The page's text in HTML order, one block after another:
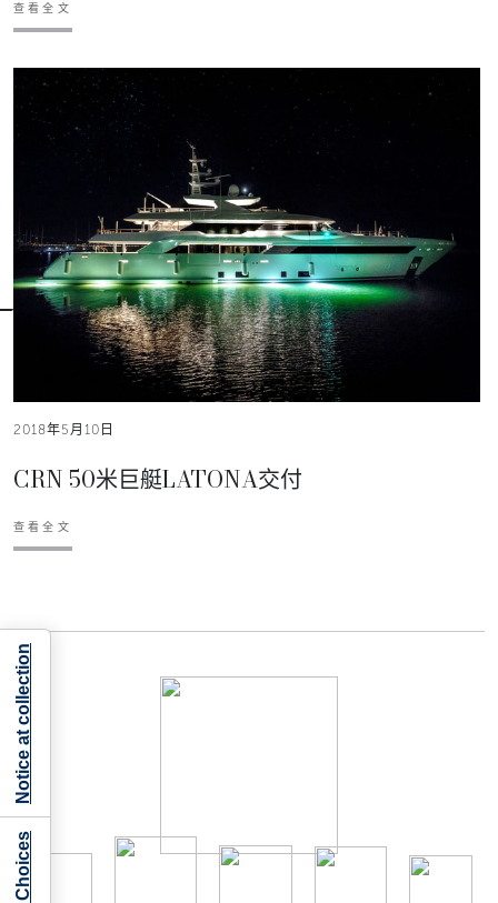
查看全文
2018年5月10日
CRN 50米巨艇LATONA交付
查看全文
Notice at collection